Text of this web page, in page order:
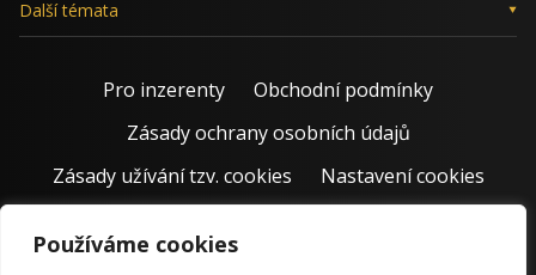
Používáme cookies
Další témata
Pro inzerenty
Obchodní podmínky
Zásady ochrany osobních údajů
Zásady užívání tzv. cookies
Nastavení cookies